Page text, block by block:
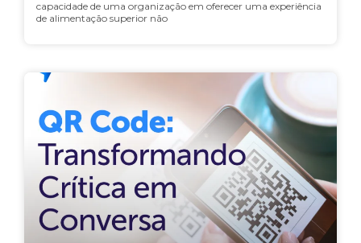
capacidade de uma organização em oferecer uma experiência
de alimentação superior não